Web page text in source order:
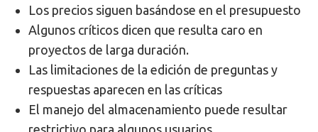
Los precios siguen basándose en el presupuesto
Algunos críticos dicen que resulta caro en
proyectos de larga duración.
Las limitaciones de la edición de preguntas y
respuestas aparecen en las críticas
El manejo del almacenamiento puede resultar
restrictivo para algunos usuarios